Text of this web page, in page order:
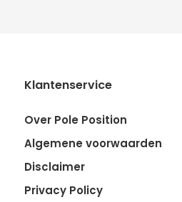
Klantenservice
Over Pole Position
Algemene voorwaarden
Disclaimer
Privacy Policy